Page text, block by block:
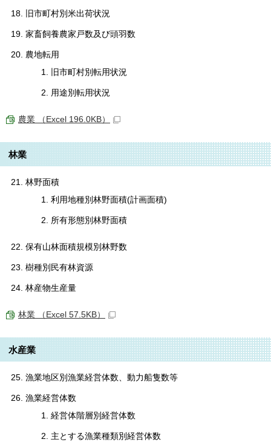
旧市町村別米出荷状況
家畜飼養農家戸数及び頭羽数
農地転用
旧市町村別転用状況
用途別転用状況
農業 （Excel 196.0KB）
林業
林野面積
利用地種別林野面積(計画面積)
所有形態別林野面積
保有山林面積規模別林野数
樹種別民有林資源
林産物生産量
林業 （Excel 57.5KB）
水産業
漁業地区別漁業経営体数、動力船隻数等
漁業経営体数
経営体階層別経営体数
主とする漁業種類別経営体数